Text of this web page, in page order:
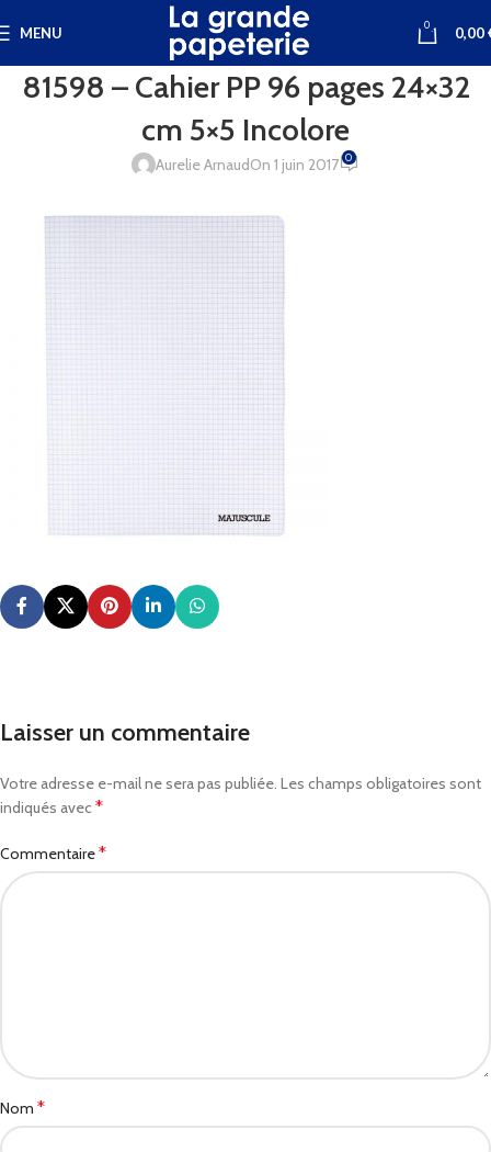
MENU 0 0,00
81598 – Cahier PP 96 pages 24×32
cm 5×5 Incolore
Aurelie ArnaudOn 1 juin 2017 0
Laisser un commentaire
Votre adresse e-mail ne sera pas publiée. Les champs obligatoires sont
indiqués avec *
Commentaire*
Nom *